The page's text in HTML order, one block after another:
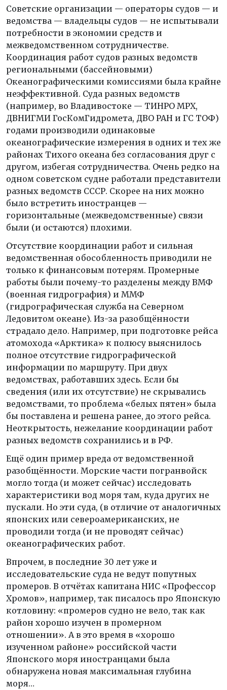
Советские организации — операторы судов — и
ведомства — владельцы судов — не испытывали
потребности в экономии средств и
межведомственном сотрудничестве.
Координация работ судов разных ведомств
региональными (бассейновыми)
Океанографическими комиссиями была крайне
неэффективной. Суда разных ведомств
(например, во Владивостоке — ТИНРО МРХ,
ДВНИГМИ ГосКомГидромета, ДВО РАН и ГС ТОФ)
годами производили одинаковые
океанографические измерения в одних и тех же
районах Тихого океана без согласования друг с
другом, избегая сотрудничества. Очень редко на
одном советском судне работали представители
разных ведомств СССР. Скорее на них можно
было встретить иностранцев —
горизонтальные (межведомственные) связи
были (и остаются) плохими.
Отсутствие координации работ и сильная
ведомственная обособленность приводили не
только к финансовым потерям. Промерные
работы были почему-то разделены между ВМФ
(военная гидрография) и ММФ
(гидрографическая служба на Северном
Ледовитом океане). Из-за разобщённости
страдало дело. Например, при подготовке рейса
атомохода «Арктика» к полюсу выяснилось
полное отсутствие гидрографической
информации по маршруту. При двух
ведомствах, работавших здесь. Если бы
сведения (или их отсутствие) не скрывались
ведомствами, то проблема «белых пятен» была
бы поставлена и решена ранее, до этого рейса.
Неоткрытость, нежелание координации работ
разных ведомств сохранились и в РФ.
Ещё один пример вреда от ведомственной
разобщённости. Морские части погранвойск
могло тогда (и может сейчас) исследовать
характеристики вод моря там, куда других не
пускали. Но эти суда, (в отличие от аналогичных
японских или североамериканских, не
проводили тогда (и не проводят сейчас)
океанографических работ.
Впрочем, в последние 30 лет уже и
исследовательские суда не ведут попутных
промеров. В отчётах капитана НИС «Профессор
Хромов», например, так писалось про Японскую
котловину: «промеров судно не вело, так как
район хорошо изучен в промерном
отношении». А в это время в «хорошо
изученном районе» российской части
Японского моря иностранцами была
обнаружена новая максимальная глубина
моря…